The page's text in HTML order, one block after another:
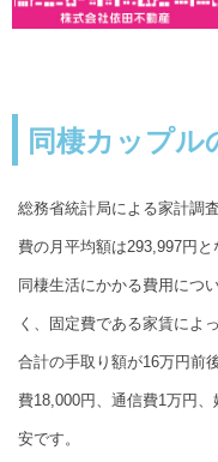
同棲カップル
総務省統計局による家計調
費の月平均額は293,997円と
同棲生活にかかる費用につ
く、固定費である家賃によ
合計の手取り額が16万円前
費18,000円、通信費1万円
安です。